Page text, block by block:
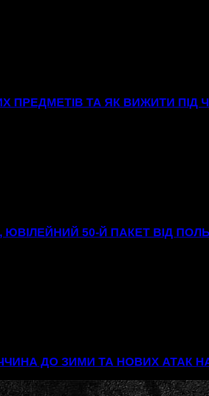
ТА ЯК ВИЖИТИ ПІД
ЮВІЛЕЙНИЙ 50-Й ПАКЕТ ВІД
ДО ЗИМИ ТА НОВИХ АТАК